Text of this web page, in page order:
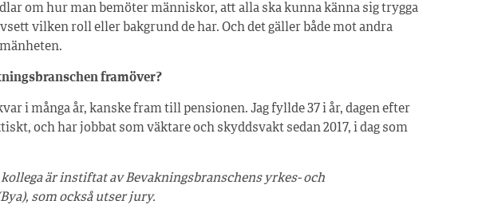
om hur man bemöter människor, att alla ska kunna känna sig trygga
vilken roll eller bakgrund de har. Och det gäller både mot andra
framöver?
i många år, kanske fram till pensionen. Jag fyllde 37 i år, dagen efter
och har jobbat som väktare och skyddsvakt sedan 2017, i dag som
är instiftat av Bevakningsbranschens yrkes- och
som också utser jury.